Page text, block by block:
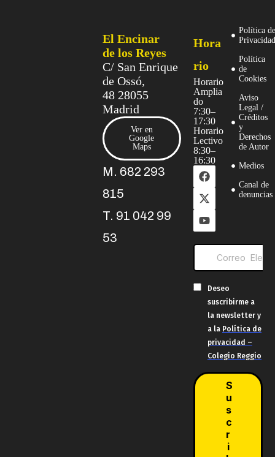
El Encinar
de los Reyes
C/ San Enrique
de Ossó,
48 28055
Madrid
Ver en
Google
Maps
M. 682 293
815
T. 91 042 99
53
Hora
rio
Horario
Amplia
do
7:30–
17:30
Horario
Lectivo
8:30–
16:30
Política
Política
de
Cookies
Aviso
Legal /
Créditos
y
Derechos
de Autor
Medios
Canal de
denuncias